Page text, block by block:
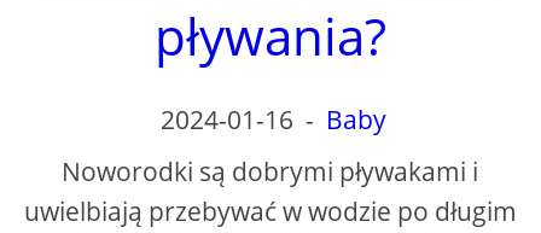
pływania?
2024-01-16 - Baby
Noworodki są dobrymi pływakami i
uwielbiają przebywać w wodzie po długim